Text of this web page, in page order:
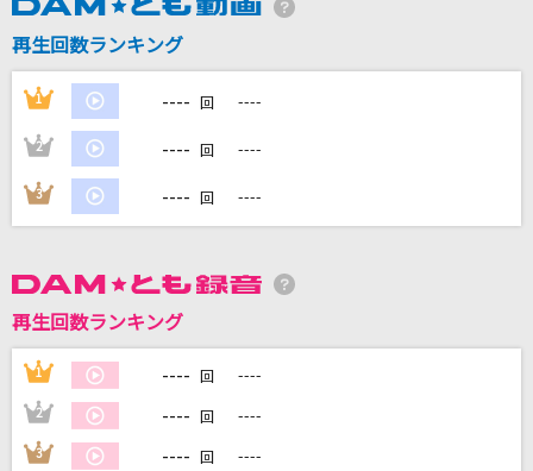
竹内まりや
Paradise
NiziU
羽後の恋唄
長山洋子
Aimer(エメ)
会いたくて 会いたくて
西野カナ
再生回数ランキング
1 ---- 回 ----
2 ---- 回 ----
3 ---- 回 ----
再生回数ランキング
1 ---- 回 ----
2 ---- 回 ----
3 ---- 回 ----